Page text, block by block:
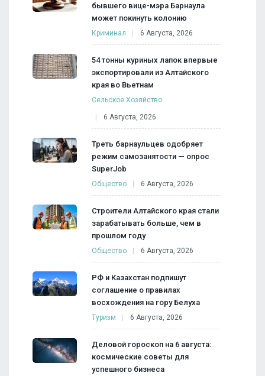
бывшего вице-мэра Барнаула
может покинуть колонию
Криминал 6 Августа, 2026
54 тонны куриных лапок впервые
экспортировали из Алтайского
края во Вьетнам
Сельское Хозяйство
6 Августа, 2026
Треть барнаульцев одобряет
режим самозанятости — опрос
SuperJob
Общество 6 Августа, 2026
Строители Алтайского края стали
зарабатывать больше, чем в
прошлом году
Общество 6 Августа, 2026
РФ и Казахстан подпишут
соглашение о правилах
восхождения на гору Белуха
Туризм 6 Августа, 2026
Деловой гороскоп на 6 августа:
космические советы для
успешного бизнеса